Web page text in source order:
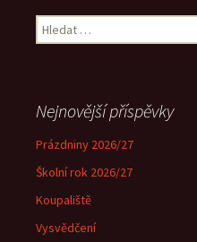
Vyhledávání
Nejnovější příspěvky
Prázdniny 2026/27
Školní rok 2026/27
Koupaliště
Vysvědčení